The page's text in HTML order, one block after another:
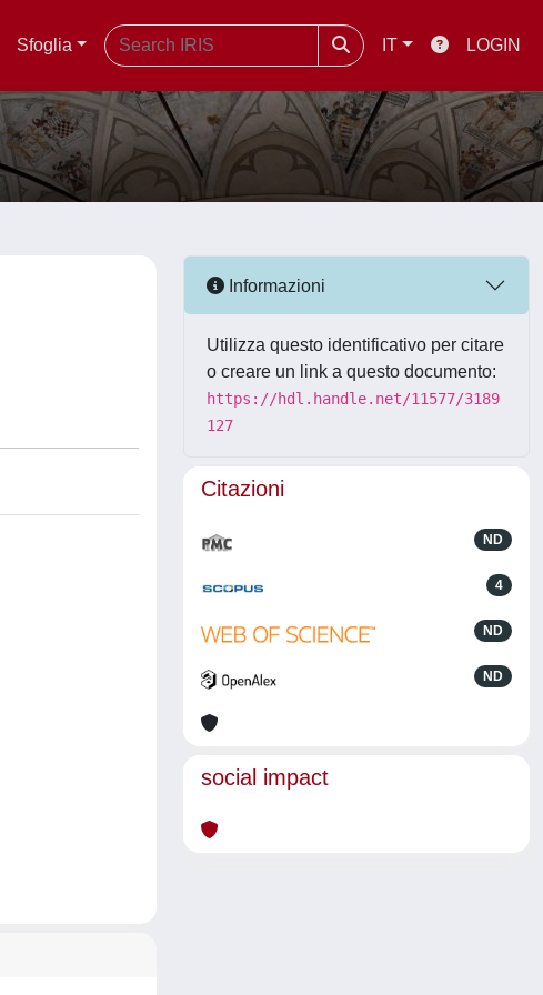
Sfoglia IT LOGIN
Informazioni
Utilizza questo identificativo per citare
o creare un link a questo documento:
https://hdl.handle.net/11577/3189
127
Citazioni
ND
4
ND
ND
social impact